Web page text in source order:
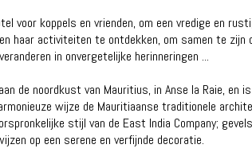
voor koppels en vrienden, om een vredige en
haar activiteiten te ontdekken, om samen te
in onvergetelijke herinneringen ...
de noordkust van Mauritius, in Anse la Raie,
wijze de Mauritiaanse traditionele
stijl van de East India Company;
op een serene en verfijnde decoratie.